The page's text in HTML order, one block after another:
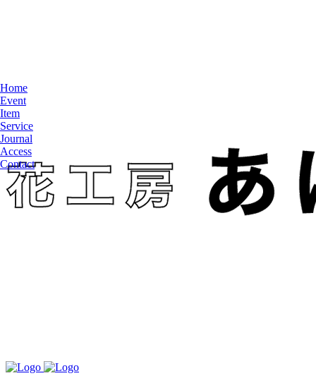
Home
Event
Item
Service
Journal
Access
Contact